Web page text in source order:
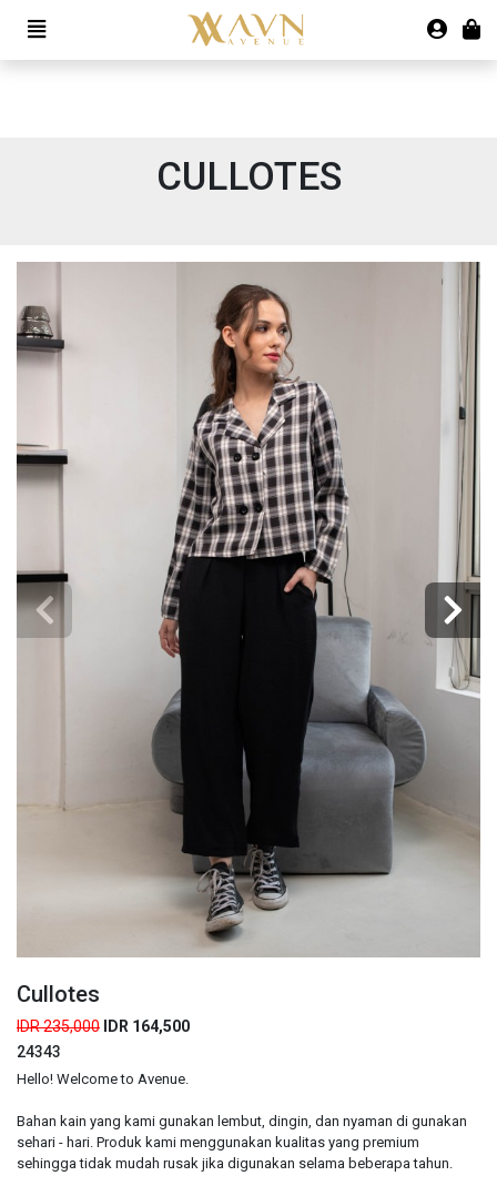
CULLOTES
Cullotes
IDR 235,000
IDR 164,500
24343
Hello! Welcome to Avenue.
Bahan kain yang kami gunakan lembut, dingin, dan nyaman di gunakan
sehari - hari. Produk kami menggunakan kualitas yang premium
sehingga tidak mudah rusak jika digunakan selama beberapa tahun.